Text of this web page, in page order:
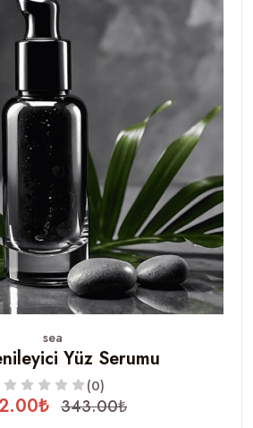
sea
Yüz Serumu
(0)
343.00₺